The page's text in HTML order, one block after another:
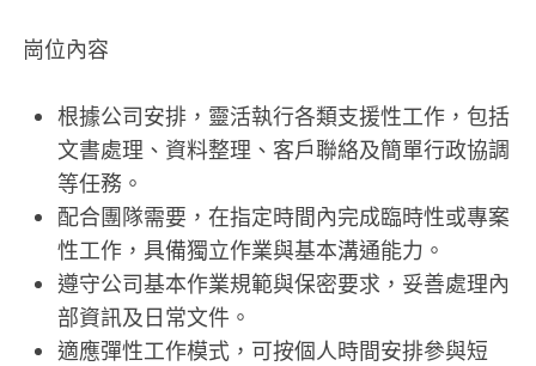
崗位內容
根據公司安排，靈活執行各類支援性工作，包括
文書處理、資料整理、客戶聯絡及簡單行政協調
等任務。
配合團隊需要，在指定時間內完成臨時性或專案
性工作，具備獨立作業與基本溝通能力。
遵守公司基本作業規範與保密要求，妥善處理內
部資訊及日常文件。
適應彈性工作模式，可按個人時間安排參與短